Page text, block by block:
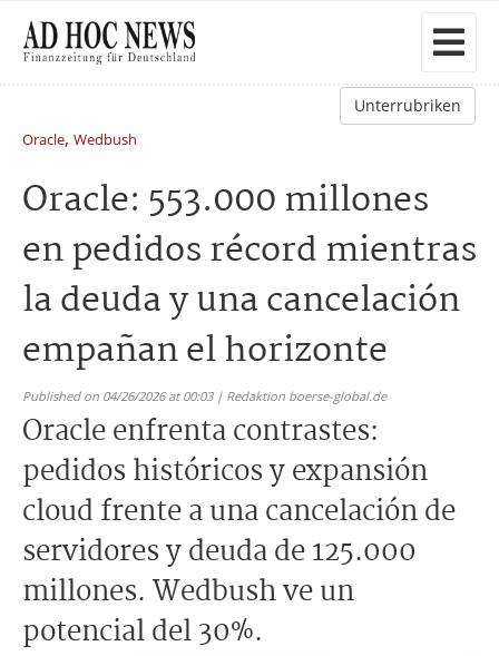
Unterrubriken
Oracle, Wedbush
Oracle: 553.000 millones
en pedidos récord mientras
la deuda y una cancelación
empañan el horizonte
Published on 04/26/2026 at 00:03 | Redaktion boerse-global.de
Oracle enfrenta contrastes:
pedidos históricos y expansión
cloud frente a una cancelación de
servidores y deuda de 125.000
millones. Wedbush ve un
potencial del 30%.